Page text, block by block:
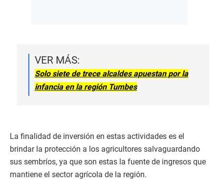
VER MÁS:
Solo siete de trece alcaldes apuestan por la
infancia en la región Tumbes
La finalidad de inversión en estas actividades es el
brindar la protección a los agricultores salvaguardando
sus sembríos, ya que son estas la fuente de ingresos que
mantiene el sector agrícola de la región.